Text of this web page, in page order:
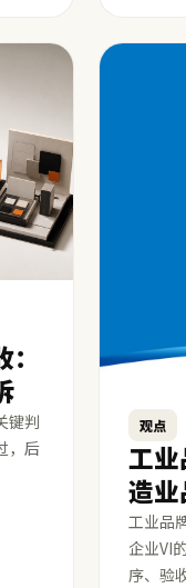
键判
，后
观点
工
造
工业品
企业VI
序、验